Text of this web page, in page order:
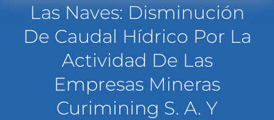
Las Naves: Disminución
De Caudal Hídrico Por La
Actividad De Las
Empresas Mineras
Curimining S. A. Y